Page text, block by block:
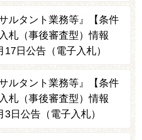
ルタント業務等』【条件
札（事後審査型）情報
17日公告（電子入札）
ルタント業務等』【条件
札（事後審査型）情報
3日公告（電子入札）